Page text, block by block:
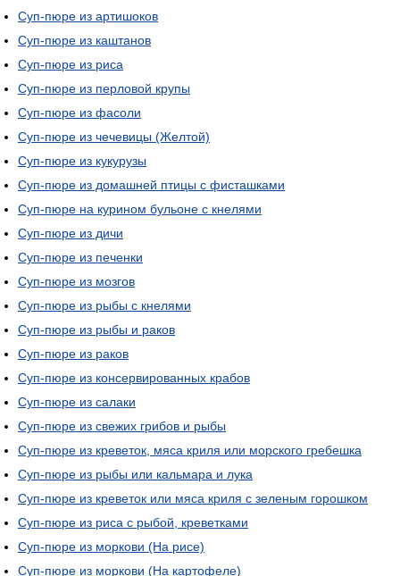
Суп-пюре из артишоков
Суп-пюре из каштанов
Суп-пюре из риса
Суп-пюре из перловой крупы
Суп-пюре из фасоли
Суп-пюре из чечевицы (Желтой)
Суп-пюре из кукурузы
Суп-пюре из домашней птицы с фисташками
Суп-пюре на курином бульоне с кнелями
Суп-пюре из дичи
Суп-пюре из печенки
Суп-пюре из мозгов
Суп-пюре из рыбы с кнелями
Суп-пюре из рыбы и раков
Суп-пюре из раков
Суп-пюре из консервированных крабов
Суп-пюре из салаки
Суп-пюре из свежих грибов и рыбы
Суп-пюре из креветок, мяса криля или морского гребешка
Суп-пюре из рыбы или кальмара и лука
Суп-пюре из креветок или мяса криля с зеленым горошком
Суп-пюре из риса с рыбой, креветками
Суп-пюре из моркови (На рисе)
Суп-пюре из моркови (На картофеле)